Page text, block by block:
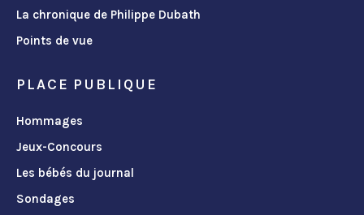
La chronique de Philippe Dubath
Points de vue
PLACE PUBLIQUE
Hommages
Jeux-Concours
Les bébés du journal
Sondages